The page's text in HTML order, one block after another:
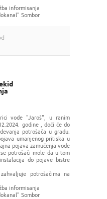
informisanja
Sombor
vode "Jaroš", u ranim
godine , doći će do
potrošača u gradu.
umanjenog pritiska u
pojava zamućenja vode
potrošači mole da u tom
do pojave bistre
potrošačima na
informisanja
Sombor